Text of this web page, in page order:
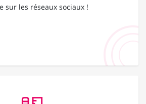
sur les réseaux sociaux !